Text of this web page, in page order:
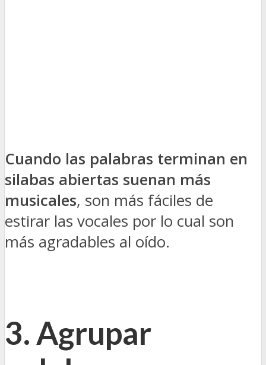
Cuando las palabras terminan en
silabas abiertas suenan más
musicales, son más fáciles de
estirar las vocales por lo cual son
más agradables al oído.
3. Agrupar